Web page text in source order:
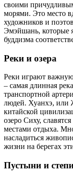
своими
морями. Это место
художников и
Эмэйшань, которые
буддизма
Реки и озера
Реки играют
– самая длинная
транспортной
людей. Хуанхэ, или
китайской
озеро Сиху,
местами отдыха.
насладиться
жизни на берегах
Пустыни и